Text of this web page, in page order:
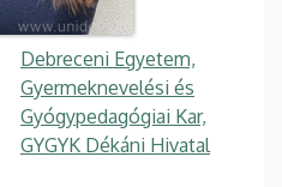
Debreceni Egyetem,
Gyermeknevelési és
Gyógypedagógiai Kar,
GYGYK Dékáni Hivatal